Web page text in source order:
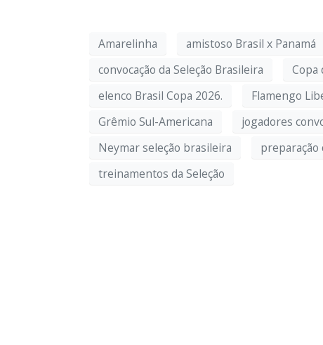
Amarelinha amistoso Brasil x Panamá
convocação da Seleção Brasileira
Copa
elenco Brasil Copa 2026.
Flamengo
Grêmio Sul-Americana
jogadores
Neymar seleção brasileira
preparação
treinamentos da Seleção